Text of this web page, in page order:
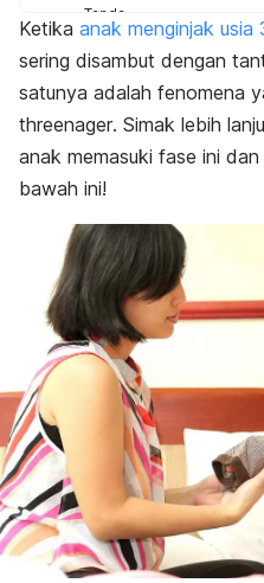
Tanda
Cara menghadapi
Ketika anak menginjak usia
sering disambut dengan
satunya adalah fenomena
threenager. Simak lebih
anak memasuki fase ini
bawah ini!